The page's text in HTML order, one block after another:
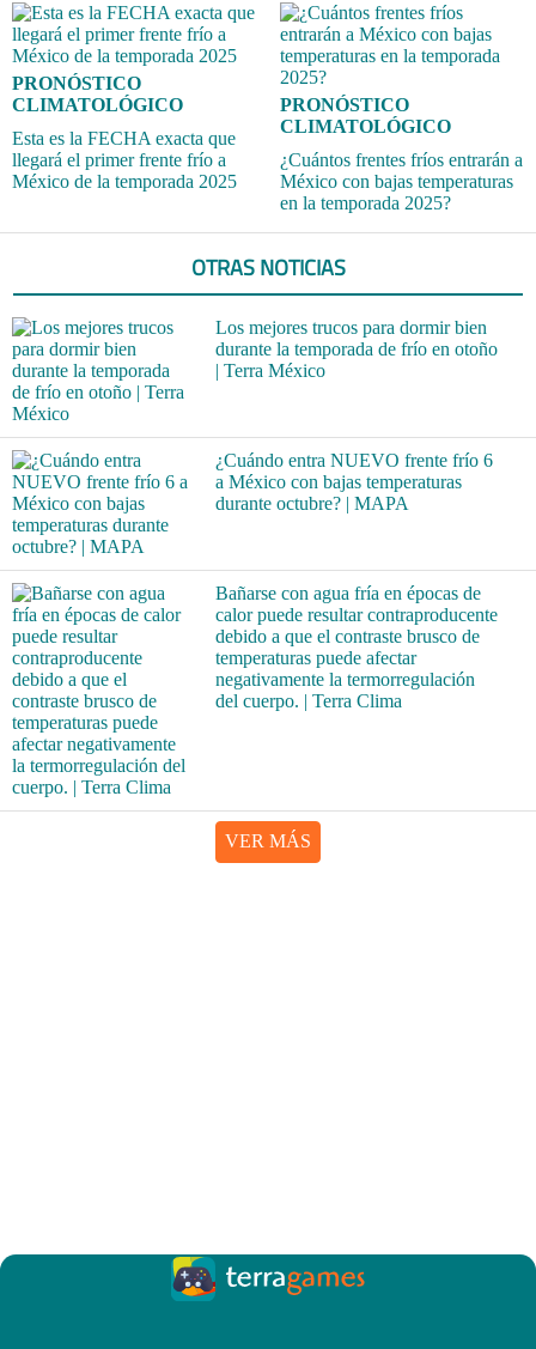
PRONÓSTICO
CLIMATOLÓGICO
Esta es la FECHA exacta que
llegará el primer frente frío a
México de la temporada 2025
PRONÓSTICO
CLIMATOLÓGICO
¿Cuántos frentes fríos entrarán a
México con bajas temperaturas
en la temporada 2025?
OTRAS NOTICIAS
Los mejores trucos para dormir bien
durante la temporada de frío en otoño
| Terra México
¿Cuándo entra NUEVO frente frío 6
a México con bajas temperaturas
durante octubre? | MAPA
Bañarse con agua fría en épocas de
calor puede resultar contraproducente
debido a que el contraste brusco de
temperaturas puede afectar
negativamente la termorregulación
del cuerpo. | Terra Clima
VER MÁS